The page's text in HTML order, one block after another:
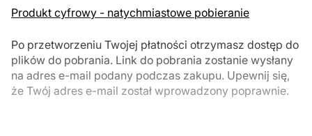
Produkt cyfrowy - natychmiastowe pobieranie
Po przetworzeniu Twojej płatności otrzymasz dostęp do
plików do pobrania. Link do pobrania zostanie wysłany
na adres e-mail podany podczas zakupu. Upewnij się,
że Twój adres e-mail został wprowadzony poprawnie.